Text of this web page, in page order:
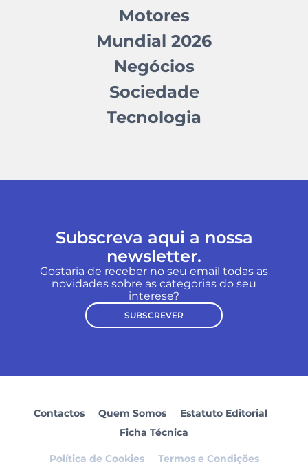
Motores
Mundial 2026
Negócios
Sociedade
Tecnologia
Subscreva aqui a nossa
newsletter.
Gostaria de receber no seu email todas as
novidades sobre as categorias do seu
interese?
SUBSCREVER
Contactos Quem Somos
Estatuto Editorial
Ficha Técnica
Política de Cookies Termos e Condições